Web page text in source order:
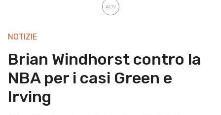
NOTIZIE
Brian Windhorst contro la
NBA per i casi Green e
Irving